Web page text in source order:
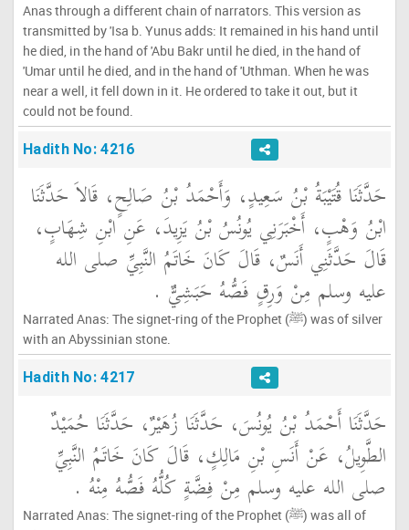
Anas through a different chain of narrators. This version as
transmitted by 'Isa b. Yunus adds: It remained in his hand until
he died, in the hand of 'Abu Bakr until he died, in the hand of
'Umar until he died, and in the hand of 'Uthman. When he was
near a well, it fell down in it. He ordered to take it out, but it
could not be found.
Hadith No: 4216
حَدَّثَنَا قُتَيْبَةُ بْنُ سَعِيدٍ، وَأَحْمَدُ بْنُ صَالِحٍ، قَالاَ حَدَّثَنَا
ابْنُ وَهْبٍ، أَخْبَرَنِي يُونُسُ بْنُ يَزِيدَ، عَنِ ابْنِ شِهَابٍ،
قَالَ حَدَّثَنِي أَنَسٌ، قَالَ كَانَ خَاتَمُ النَّبِيِّ صلى الله
عليه وسلم مِنْ وَرِقٍ فَصُّهُ حَبَشِيٌّ ‏.‏
Narrated Anas: The signet-ring of the Prophet (ﷺ) was of silver
with an Abyssinian stone.
Hadith No: 4217
حَدَّثَنَا أَحْمَدُ بْنُ يُونُسَ، حَدَّثَنَا زُهَيْرٌ، حَدَّثَنَا حُمَيْدٌ
الطَّوِيلُ، عَنْ أَنَسِ بْنِ مَالِكٍ، قَالَ كَانَ خَاتَمُ النَّبِيِّ
صلى الله عليه وسلم مِنْ فِضَّةٍ كُلُّهُ فَصُّهُ مِنْهُ ‏.‏
Narrated Anas: The signet-ring of the Prophet (ﷺ) was all of